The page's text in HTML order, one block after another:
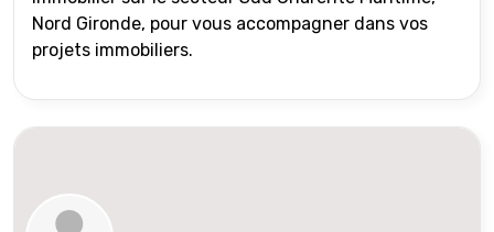
Nord Gironde, pour vous accompagner dans vos
projets immobiliers.